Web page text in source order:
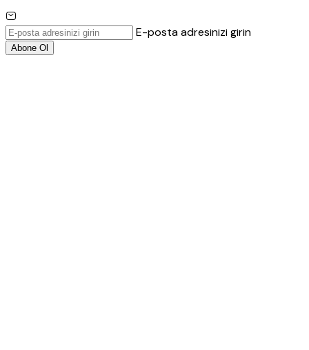
E-posta adresinizi girin
Abone Ol